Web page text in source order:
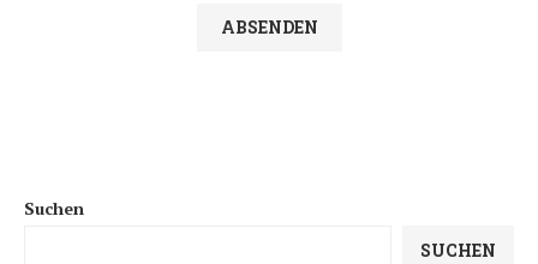
Suchen
SUCHEN